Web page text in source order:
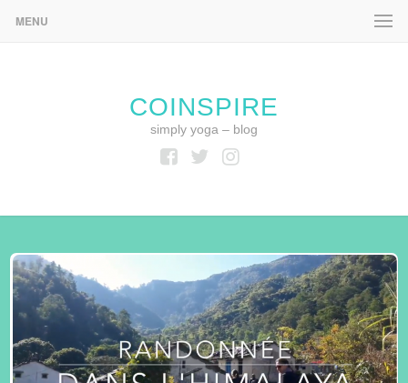
MENU
COINSPIRE
simply yoga – blog